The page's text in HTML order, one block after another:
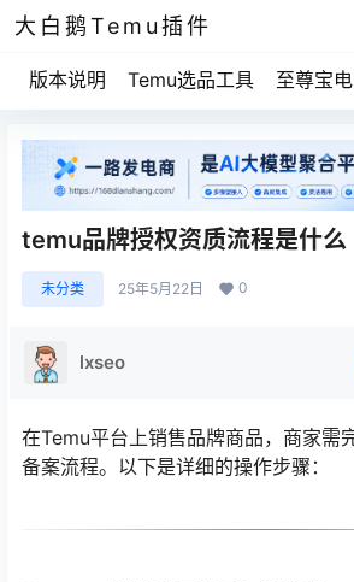
大白鹅Temu插件
版本说明 Temu选品工具 至尊宝
temu品牌授权资质流程是什么
未分类 25年5月22日 0
lxseo
在Temu平台上销售品牌商品，商家需
备案流程。以下是详细的操作步骤：